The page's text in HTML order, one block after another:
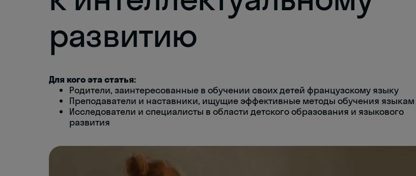
развитию
Для кого эта статья:
Родители, заинтересованные в обучении своих детей французскому языку
Преподаватели и наставники, ищущие эффективные методы обучения языкам
Исследователи и специалисты в области детского образования и языкового
развития